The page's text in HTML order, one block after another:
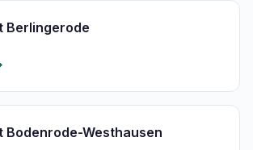
Berlingerode
Bodenrode-Westhausen